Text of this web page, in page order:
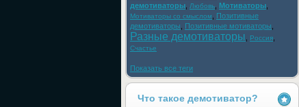
демотиваторы
Любовь Мотиваторы
Мотиваторы со смыслом
Позитивные
демотиваторы
Позитивные мотиваторы
Разные демотиваторы Россия
Счастье
Показать все теги
Что такое демотиватор?